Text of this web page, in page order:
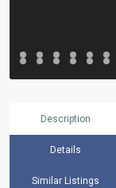
Description
Details
Similar Listings